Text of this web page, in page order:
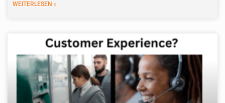
WEITERLESEN »